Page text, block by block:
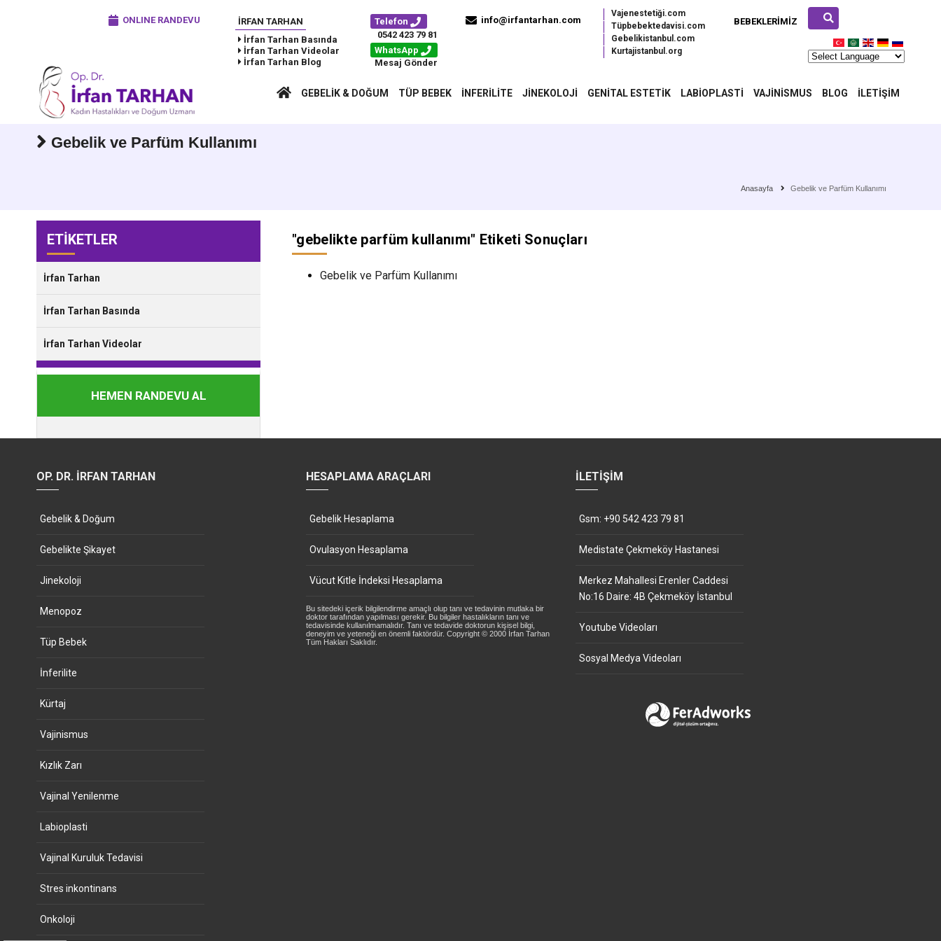
ONLINE RANDEVU
İRFAN TARHAN
İrfan Tarhan Basında
İrfan Tarhan Videolar
İrfan Tarhan Blog
BEBEKLERIMIZ
Vajenestetiği.com
Tüpbebektedavisi.com
Gebelikistanbul.com
Kurtajistanbul.org
Telefon
0542 423 79 81
WhatsApp
Mesaj Gönder
info@irfantarhan.com
GEBELIK & DOĞUM TÜP BEBEK İNFERILITE JINEKOLOJI GENITAL ESTETIK LABIOPLASTI VAJINISMUS BLOG İLETIŞIM
Gebelik ve Parfüm Kullanımı
Anasayfa Gebelik ve Parfüm Kullanımı
ETİKETLER
İrfan Tarhan
İrfan Tarhan Basında
İrfan Tarhan Videolar
HEMEN RANDEVU AL
"gebelikte parfüm kullanımı" Etiketi Sonuçları
Gebelik ve Parfüm Kullanımı
OP. DR. İRFAN TARHAN
Gebelik & Doğum
Gebelikte Şikayet
Jinekoloji
Menopoz
Tüp Bebek
İnferilite
Kürtaj
Vajinismus
Kızlık Zarı
Vajinal Yenilenme
Labioplasti
Vajinal Kuruluk Tedavisi
Stres inkontinans
Onkoloji
HESAPLAMA ARAÇLARI
Gebelik Hesaplama
Ovulasyon Hesaplama
Vücut Kitle İndeksi Hesaplama
Bu sitedeki içerik bilgilendirme amaçlı olup tanı ve tedavinin mutlaka bir
doktor tarafından yapılması gerekir. Bu bilgiler hastalıkların tanı ve
tedavisinde kullanılmamalıdır. Tanı ve tedavide doktorun kişisel bilgi,
deneyim ve yeteneği en önemli faktördür. Copyright © 2000 İrfan Tarhan
Tüm Hakları Saklıdır.
İLETIŞIM
Gsm: +90 542 423 79 81
Medistate Çekmeköy Hastanesi
Merkez Mahallesi Erenler Caddesi
No:16 Daire: 4B Çekmeköy İstanbul
Youtube Videoları
Sosyal Medya Videoları